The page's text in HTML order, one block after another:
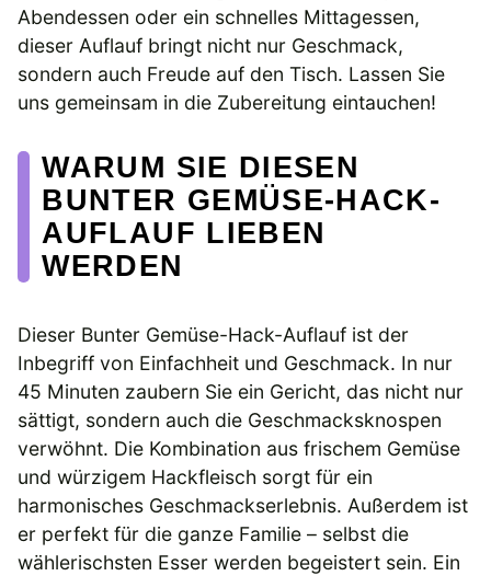
Abendessen oder ein schnelles Mittagessen,
dieser Auflauf bringt nicht nur Geschmack,
sondern auch Freude auf den Tisch. Lassen Sie
uns gemeinsam in die Zubereitung eintauchen!
WARUM SIE DIESEN
BUNTER GEMÜSE-HACK-
AUFLAUF LIEBEN
WERDEN
Dieser Bunter Gemüse-Hack-Auflauf ist der
Inbegriff von Einfachheit und Geschmack. In nur
45 Minuten zaubern Sie ein Gericht, das nicht nur
sättigt, sondern auch die Geschmacksknospen
verwöhnt. Die Kombination aus frischem Gemüse
und würzigem Hackfleisch sorgt für ein
harmonisches Geschmackserlebnis. Außerdem ist
er perfekt für die ganze Familie – selbst die
wählerischsten Esser werden begeistert sein. Ein